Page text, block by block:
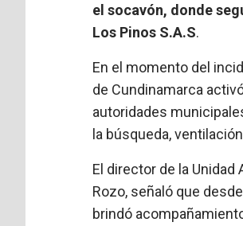
el socavón, donde
Los Pinos S.A.S.
En el momento del
de Cundinamarca
autoridades
la búsqueda,
El director de la
Rozo, señaló que
brindó